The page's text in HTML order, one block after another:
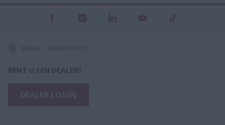
BENT U EEN DEALER?